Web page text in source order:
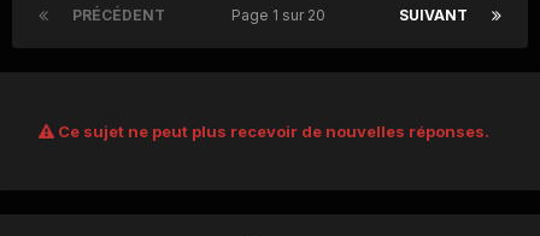
PRÉCÉDENT SUIVANT
Page 1 sur 20
Ce sujet ne peut plus recevoir de nouvelles réponses.